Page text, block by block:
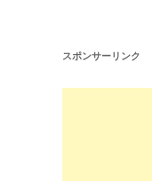
スポンサーリンク